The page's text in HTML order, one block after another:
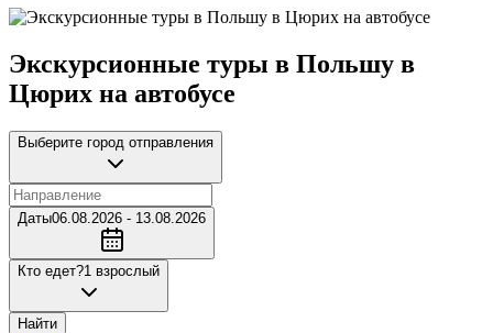
Экскурсионные туры в Польшу в
Цюрих на автобусе
Выберите город отправления
Даты06.08.2026 - 13.08.2026
Кто едет?1 взрослый
Найти